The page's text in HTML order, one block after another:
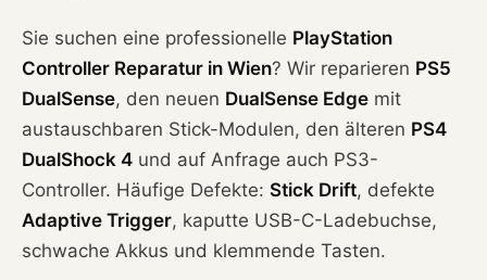
Sie suchen eine professionelle PlayStation
Controller Reparatur in Wien? Wir reparieren PS5
DualSense, den neuen DualSense Edge mit
austauschbaren Stick-Modulen, den älteren PS4
DualShock 4 und auf Anfrage auch PS3-
Controller. Häufige Defekte: Stick Drift, defekte
Adaptive Trigger, kaputte USB-C-Ladebuchse,
schwache Akkus und klemmende Tasten.